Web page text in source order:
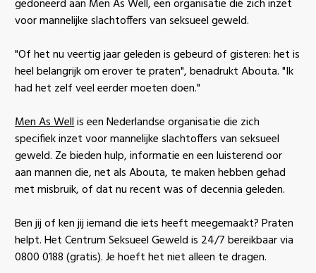
gedoneerd aan Men As Well, een organisatie die zich inzet
voor mannelijke slachtoffers van seksueel geweld.
"Of het nu veertig jaar geleden is gebeurd of gisteren: het is
heel belangrijk om erover te praten", benadrukt Abouta. "Ik
had het zelf veel eerder moeten doen."
Men As Well is een Nederlandse organisatie die zich
specifiek inzet voor mannelijke slachtoffers van seksueel
geweld. Ze bieden hulp, informatie en een luisterend oor
aan mannen die, net als Abouta, te maken hebben gehad
met misbruik, of dat nu recent was of decennia geleden.
Ben jij of ken jij iemand die iets heeft meegemaakt? Praten
helpt. Het Centrum Seksueel Geweld is 24/7 bereikbaar via
0800 0188 (gratis). Je hoeft het niet alleen te dragen.